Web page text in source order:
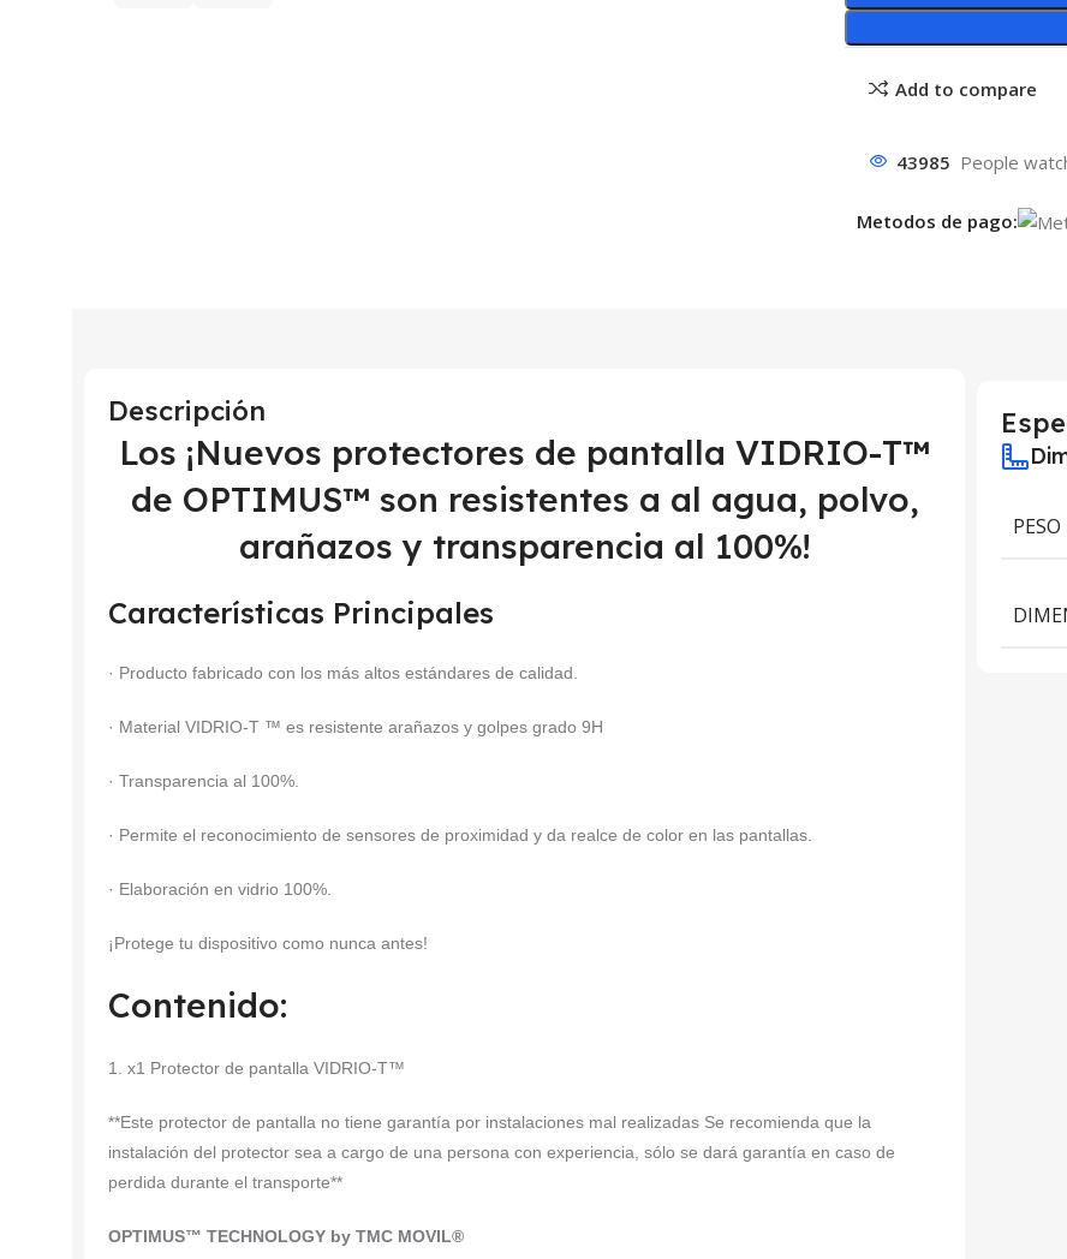
Add to compare
43985 People
Metodos de pago:
Descripción
Los ¡Nuevos protectores de pantalla VIDRIO-T™
de OPTIMUS™ son resistentes a al agua, polvo,
arañazos y transparencia al 100%!
Características Principales
· Producto fabricado con los más altos estándares de calidad.
· Material VIDRIO-T ™ es resistente arañazos y golpes grado 9H
· Transparencia al 100%.
· Permite el reconocimiento de sensores de proximidad y da realce de color en las pantallas.
· Elaboración en vidrio 100%.
¡Protege tu dispositivo como nunca antes!
Contenido:
1. x1 Protector de pantalla VIDRIO-T™
**Este protector de pantalla no tiene garantía por instalaciones mal realizadas Se recomienda que la
instalación del protector sea a cargo de una persona con experiencia, sólo se dará garantía en caso de
perdida durante el transporte**
OPTIMUS™ TECHNOLOGY by TMC MOVIL®
PESO